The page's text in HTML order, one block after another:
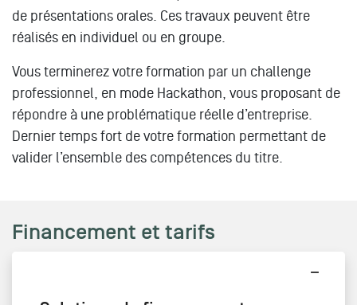
de présentations orales. Ces travaux peuvent être
réalisés en individuel ou en groupe.
Vous terminerez votre formation par un challenge
professionnel, en mode Hackathon, vous proposant de
répondre à une problématique réelle d’entreprise.
Dernier temps fort de votre formation permettant de
valider l’ensemble des compétences du titre.
Financement et tarifs